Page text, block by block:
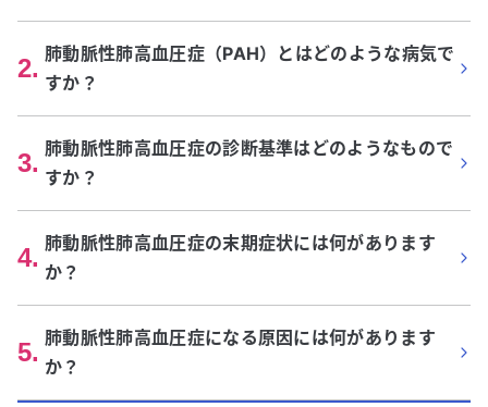
2. 肺動脈性肺高血圧症（PAH）とはどのような病気で
すか？
3. 肺動脈性肺高血圧症の診断基準はどのようなもので
すか？
4. 肺動脈性肺高血圧症の末期症状には何があります
か？
5. 肺動脈性肺高血圧症になる原因には何があります
か？